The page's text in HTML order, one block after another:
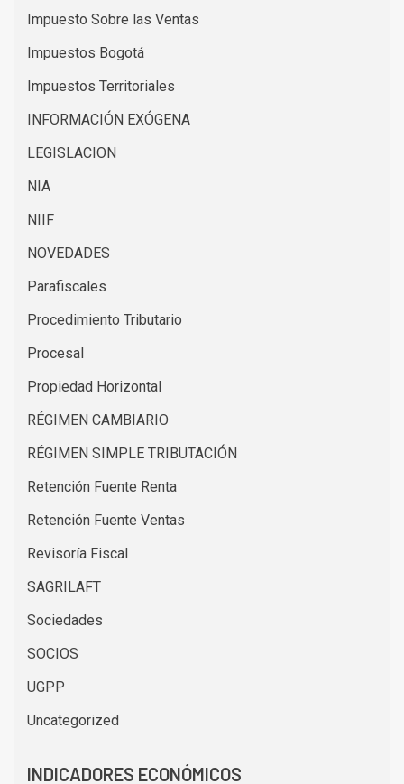
Impuesto Sobre las Ventas
Impuestos Bogotá
Impuestos Territoriales
INFORMACIÓN EXÓGENA
LEGISLACION
NIA
NIIF
NOVEDADES
Parafiscales
Procedimiento Tributario
Procesal
Propiedad Horizontal
RÉGIMEN CAMBIARIO
RÉGIMEN SIMPLE TRIBUTACIÓN
Retención Fuente Renta
Retención Fuente Ventas
Revisoría Fiscal
SAGRILAFT
Sociedades
SOCIOS
UGPP
Uncategorized
INDICADORES ECONÓMICOS